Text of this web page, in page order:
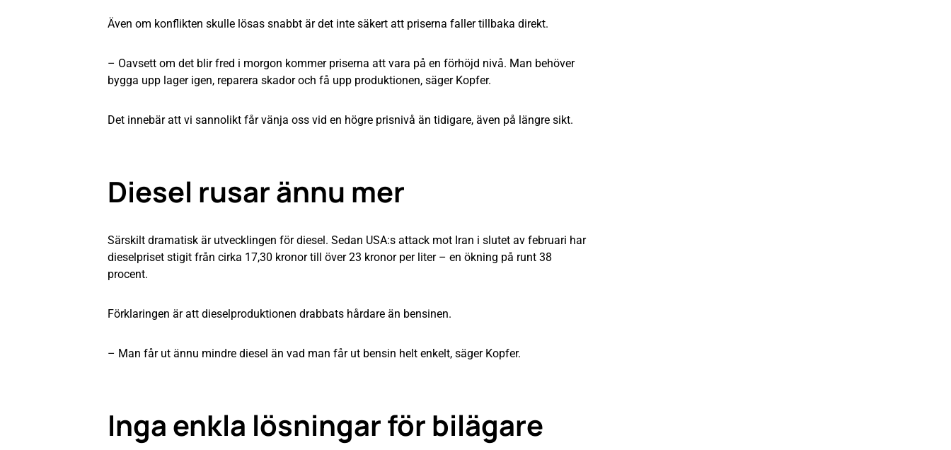
Även om konflikten skulle lösas snabbt är det inte säkert att priserna faller tillbaka direkt.
– Oavsett om det blir fred i morgon kommer priserna att vara på en förhöjd nivå. Man behöver
bygga upp lager igen, reparera skador och få upp produktionen, säger Kopfer.
Det innebär att vi sannolikt får vänja oss vid en högre prisnivå än tidigare, även på längre sikt.
Diesel rusar ännu mer
Särskilt dramatisk är utvecklingen för diesel. Sedan USA:s attack mot Iran i slutet av februari har
dieselpriset stigit från cirka 17,30 kronor till över 23 kronor per liter – en ökning på runt 38
procent.
Förklaringen är att dieselproduktionen drabbats hårdare än bensinen.
– Man får ut ännu mindre diesel än vad man får ut bensin helt enkelt, säger Kopfer.
Inga enkla lösningar för bilägare